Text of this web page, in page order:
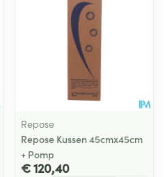
Repose
Repose Kussen 45cmx45cm
+ Pomp
€ 120,40